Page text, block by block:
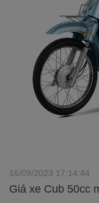
Giá xe Cub 50cc
16/09/2023 17:14:44